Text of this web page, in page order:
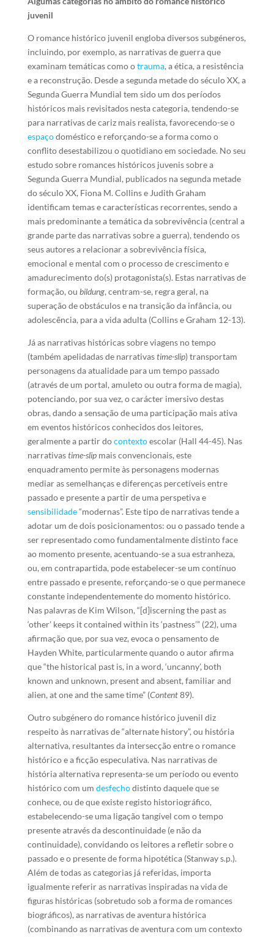
juvenil
O romance histórico juvenil engloba diversos subgéneros,
incluindo, por exemplo, as narrativas de guerra que
examinam temáticas como otrauma, a ética, a resistência
e a reconstrução. Desde a segunda metade do século XX, a
Segunda Guerra Mundial tem sido um dos períodos
históricos mais revisitados nesta categoria, tendendo-se
para narrativas de cariz mais realista, favorecendo-se o
espaçodoméstico e reforçando-se a forma como o
conflito desestabilizou o quotidiano em sociedade. No seu
estudo sobre romances históricos juvenis sobre a
Segunda Guerra Mundial, publicados na segunda metade
do século XX, Fiona M. Collins e Judith Graham
identificam temas e características recorrentes, sendo a
mais predominante a temática da sobrevivência (central a
grande parte das narrativas sobre a guerra), tendendo os
seus autores a relacionar a sobrevivência física,
emocional e mental com o processo de crescimento e
amadurecimento do(s) protagonista(s). Estas narrativas de
formação, ou bildung, centram-se, regra geral, na
superação de obstáculos e na transição da infância, ou
adolescência, para a vida adulta (Collins e Graham 12-13).
Já as narrativas históricas sobre viagens no tempo
(também apelidadas de narrativastime-slip) transportam
personagens da atualidade para um tempo passado
(através de um portal, amuleto ou outra forma de magia),
potenciando, por sua vez, o carácter imersivo destas
obras, dando a sensação de uma participação mais ativa
em eventos históricos conhecidos dos leitores,
geralmente a partir docontextoescolar (Hall 44-45). Nas
narrativastime-slip mais convencionais, este
enquadramento permite às personagens modernas
mediar as semelhanças e diferenças percetíveis entre
passado e presente a partir de uma perspetiva e
sensibilidade“modernas”. Este tipo de narrativas tende a
adotar um de dois posicionamentos: ou o passado tende a
ser representado como fundamentalmente distinto face
ao momento presente, acentuando-se a sua estranheza,
ou, em contrapartida, pode estabelecer-se um contínuo
entre passado e presente, reforçando-se o que permanece
constante independentemente do momento histórico.
Nas palavras de Kim Wilson, “[d]iscerning the past as
‘other’ keeps it contained within its ‘pastness’” (22), uma
afirmação que, por sua vez, evoca o pensamento de
Hayden White, particularmente quando o autor afirma
que “the historical past is, in a word, ‘uncanny’, both
known and unknown, present and absent, familiar and
alien, at one and the same time” (Content89).
Outro subgénero do romance histórico juvenil diz
respeito às narrativas de “alternate history”, ou história
alternativa, resultantes da intersecção entre o romance
histórico e a ficção especulativa. Nas narrativas de
história alternativa representa-se um período ou evento
histórico com um desfechodistinto daquele que se
conhece, ou de que existe registo historiográfico,
estabelecendo-se uma ligação tangível com o tempo
presente através da descontinuidade (e não da
continuidade), convidando os leitores a refletir sobre o
passado e o presente de forma hipotética (Stanway s.p.).
Além de todas as categorias já referidas, importa
igualmente referir as narrativas inspiradas na vida de
figuras históricas (sobretudo sob a forma de romances
biográficos), as narrativas de aventura histórica
(combinando as narrativas de aventura com um contexto